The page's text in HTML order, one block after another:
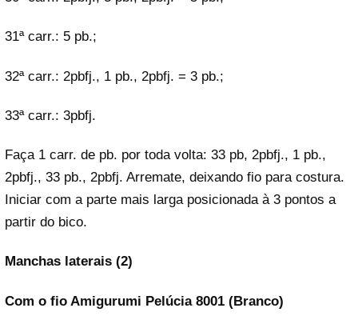
31ª carr.: 5 pb.;
32ª carr.: 2pbfj., 1 pb., 2pbfj. = 3 pb.;
33ª carr.: 3pbfj.
Faça 1 carr. de pb. por toda volta: 33 pb, 2pbfj., 1 pb.,
2pbfj., 33 pb., 2pbfj. Arremate, deixando fio para costura.
Iniciar com a parte mais larga posicionada à 3 pontos a
partir do bico.
Manchas laterais (2)
Com o fio Amigurumi Pelúcia 8001 (Branco)